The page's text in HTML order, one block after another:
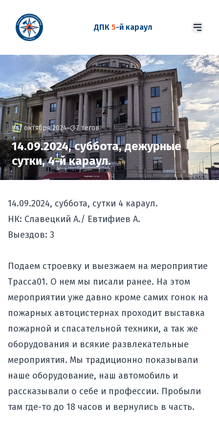
ДПК 5-й караул
1 октября 2024 7 тегов
14.09.2024, суббота, дежурные
сутки, 4-й караул.
14.09.2024, суббота, сутки 4 караул.
НК: Славецкий А./ Евтифиев А.
Выездов: 3
Подаем строевку и выезжаем на мероприятие
Трасса01. О нем мы писали ранее. На этом
мероприятии уже давно кроме самих гонок на
пожарных автоцистернах проходит выставка
пожарной и спасательной техники, а так же
оборудования и всякие развлекательные
мероприятия. Мы традиционно показывали
наше оборудование, наш автомобиль и
рассказывали о себе и профессии. Пробыли
там где-то до 18 часов и вернулись в часть.